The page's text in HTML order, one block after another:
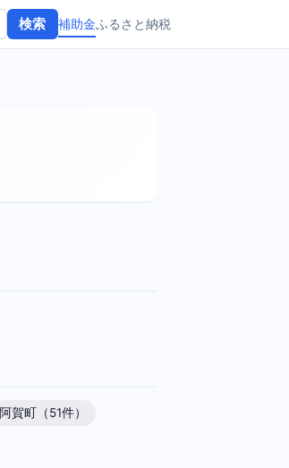
検索 補助金ふるさと納税
阿賀町（51件）